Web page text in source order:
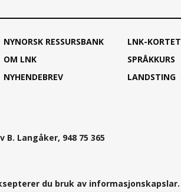
NYNORSK RESSURSBANK
OM LNK
NYHENDEBREV
LNK-KORTET
SPRÅKKURS
LANDSTING
B. Langåker, 948 75 365
du bruk av informasjonskapslar.